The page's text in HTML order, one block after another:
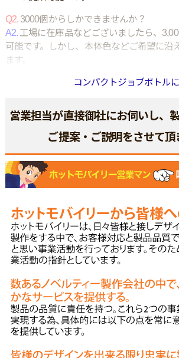
Q2.3000個からしかできませんか？
A2.工場に在庫品などございましたら、
可能です。しかし、本体色などご希望に沿
ます。
コンパクトジョブボトル
営業担当が直接御社にお伺いし、
ご提案・ご説明をさせて頂